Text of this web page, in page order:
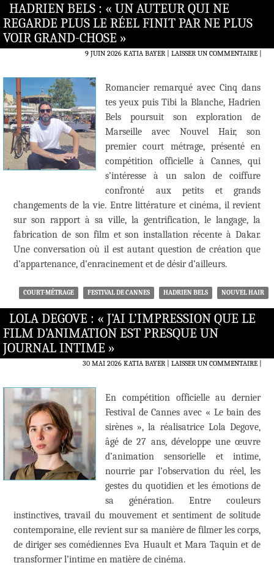
HADRIEN BELS : « UN AUTEUR QUI NE
REGARDE PLUS LE RÉEL FINIT PAR NE PLUS
VOIR GRAND-CHOSE »
9 JUIN 2026 KATIA BAYER LAISSER UN COMMENTAIRE|
Romancier remarqué avec Cinq dans
tes yeux puis Tibi la Blanche, Hadrien
Bels poursuit son exploration de
Marseille avec Nouvel Hair, son
premier court métrage, présenté en
compétition officielle à Cannes, qui
s’intéresse à un salon de coiffure
confronté aux petits et grands
changements de la vie. Entre littérature et cinéma, il revient
sur son rapport à sa ville, la gentrification, le langage, la
fabrication de son film et son installation récente à Dakar.
Une conversation où il est autant question de création que
d’appartenance, d’enracinement et de désir d’ailleurs.
COURT-MÉTRAGE FESTIVAL DE CANNES HADRIEN BELS NOUVEL HAIR
LOLA DEGOVE : « J’AI L’IMPRESSION QUE LE
FILM D’ANIMATION EST PRESQUE UN
JOURNAL INTIME »
30 MAI 2026 KATIA BAYER LAISSER UN COMMENTAIRE|
En compétition officielle au dernier
Festival de Cannes avec « Le bain des
sirènes », la réalisatrice Lola Degove,
âgé de 27 ans, développe une œuvre
d’animation sensorielle et intime,
nourrie par l’observation du réel, les
gestes du quotidien et les émotions de
sa génération. Entre couleurs
instinctives, travail du mouvement et sentiment de solitude
contemporaine, elle revient sur sa manière de filmer les corps,
de diriger ses comédiennes Eva Huault et Mara Taquin et de
transformer l’intime en matière de cinéma.